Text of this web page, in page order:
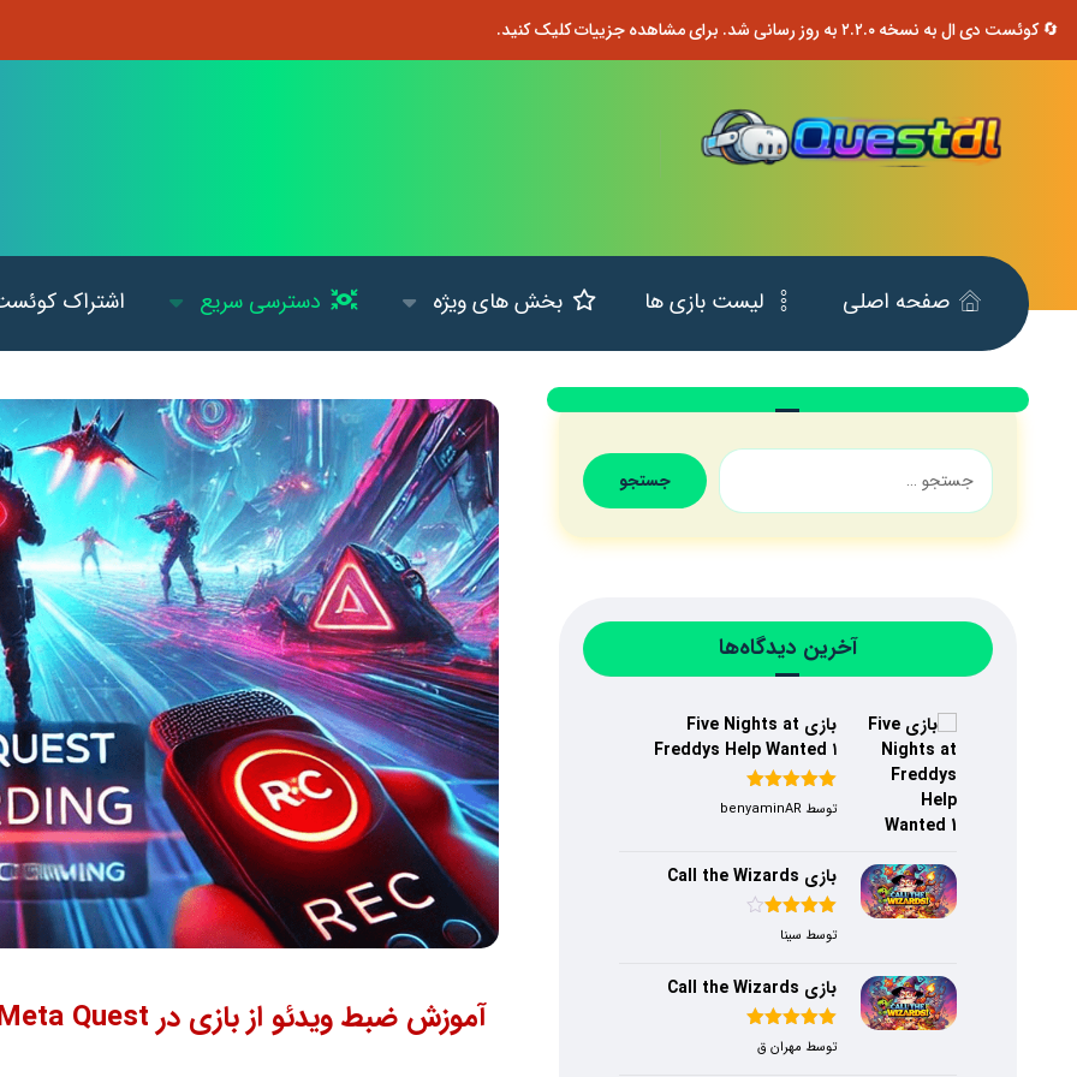
🔄 کوئست دی ال به نسخه ۲.۲.۰ به روز رسانی شد. برای مشاهده جزییات کلیک کنید.
صفحه اصلی لیست بازی ها بخش های ویژه دسترسی سریع اشتراک
آموزش ضبط ویدئو از بازی در Meta Quest
آخرین دیدگاه‌ها
بازی Five Nights at
Freddys Help Wanted ۱
امتیاز۵از
۵
توسط benyaminAR
بازی Call the Wizards
امتیاز
۴
از ۵
توسط سینا
بازی Call the Wizards
امتیاز ۵از
۵
توسط مهران ق